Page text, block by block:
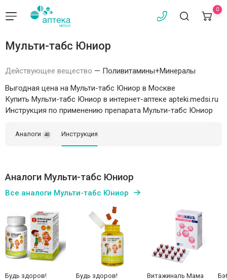
0
Мульти-табс Юниор
Действующее вещество — Поливитамины+Минералы
Выгодная цена на Мульти-табс Юниор в Москве
Купить Мульти-табс Юниор в интернет-аптеке apteki.medsi.ru
Инструкция по применению препарата Мульти-табс Юниор
Аналоги 40 Инструкция
Аналоги Мульти-табс Юниор
Все аналоги Мульти-табс Юниор
Будь здоров!
Будь здоров!
Витажиналь Мама